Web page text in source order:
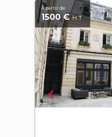
À partir de
1500 €H.T